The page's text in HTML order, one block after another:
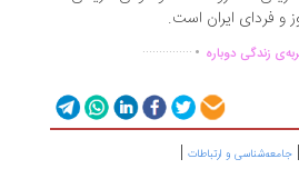
................دوباره
و ارتباطات|